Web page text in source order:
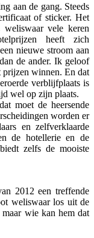
aan de gang. Steeds
of sticker. Het
weliswaar vele keren
heeft zich
nieuwe stroom aan
de ander. Ik geloof
prijzen winnen. En dat
verblijfplaats is
wel op zijn plaats.
moet de heersende
worden er
en zelfverklaarde
de hotellerie en de
zelfs de mooiste
2012 een treffende
weliswaar los uit de
wie kan hem dat